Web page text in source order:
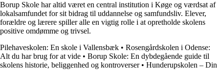
Borup Skole har altid været en central institution i Køge og værdsat af
lokalsamfundet for sit bidrag til uddannelse og samfundsliv. Elever,
forældre og lærere spiller alle en vigtig rolle i at opretholde skolens
positive omdømme og trivsel.
Pilehaveskolen: En skole i Vallensbæk • Rosengårdskolen i Odense:
Alt du har brug for at vide • Borup Skole: En dybdegående guide til
skolens historie, beliggenhed og kontroverser• Hunderupskolen – Din